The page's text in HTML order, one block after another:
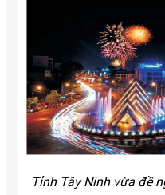
Tỉnh Tây Ninh vừa đề